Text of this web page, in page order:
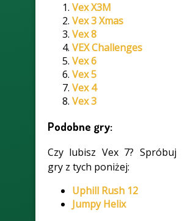
Vex X3M
Vex 3 Xmas
Vex 8
VEX Challenges
Vex 6
Vex 5
Vex 4
Vex 3
Podobne gry:
Czy lubisz Vex 7? Spróbuj
gry z tych poniżej:
Uphill Rush 12
Jumpy Helix